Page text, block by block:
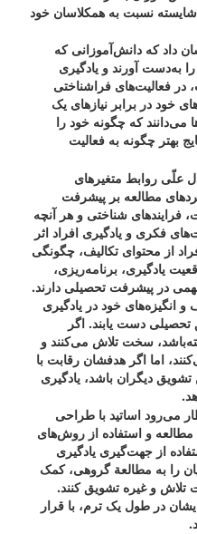
نسبت به همکلاسان خود
و یورت (2008)، نشان داد که دانش‌آموزانی که
به‌دست آورند و یادگیری
فعالیت‌های فراشناختی
خود در برابر نیازهای یک
می‌دانند که چگونه خود را
بهتر چگونه به فعالیت
روابط متغیرهای
مطالعه بر پیشرفت
فرایندهای شناختی و هر آنچه
فکری و یادگیری افراد اثر
از محتوای تکالیف، چگونگی
یادگیری، برنامه‌ریزی،
در پیشرفت تحصیلی دارند.
انگیزه‌های خود در یادگیری
تحصیلی دست یابند. اگر
سخت تلاش می‌کنند و
اما اگر هدفشان رقابت با
دیگران باشد، یادگیری
می‌رود اساتید با طراحی
و استفاده از روش‌های
از جهت‌گیری یادگیری
را به مطالعة گروهی، کمک
تلاش و غیره تشویق کنند.
در طول یک ترم، با قرار